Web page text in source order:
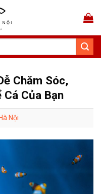
Chăm Sóc,
Cá Của Bạn
Nội